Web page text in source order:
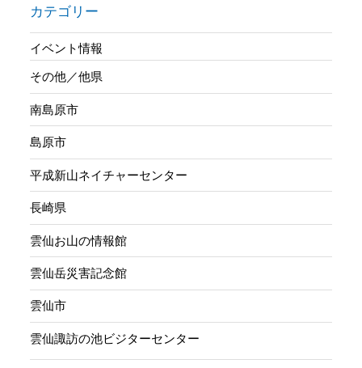
カテゴリー
イベント情報
その他／他県
南島原市
島原市
平成新山ネイチャーセンター
長崎県
雲仙お山の情報館
雲仙岳災害記念館
雲仙市
雲仙諏訪の池ビジターセンター